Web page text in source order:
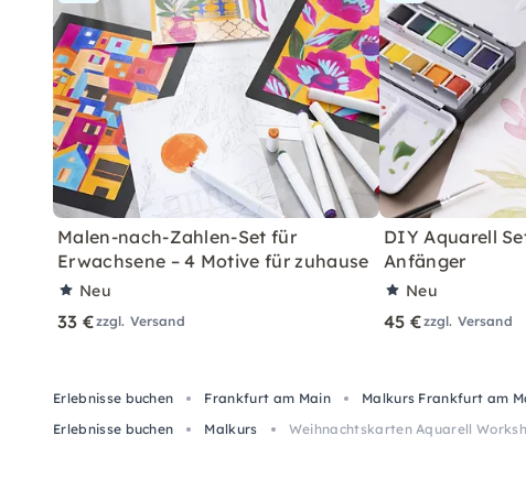
Malen-nach-Zahlen-Set für
Erwachsene – 4 Motive für zuhause
Neu
33 €zzgl. Versand
DIY Aquarell
Anfänger
Neu
45 €zzgl. Versand
Erlebnisse buchen Frankfurt am Main Malkurs Frankfurt am
Erlebnisse buchen
Malkurs Weihnachtskarten Aquarell